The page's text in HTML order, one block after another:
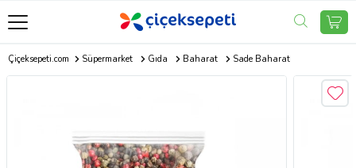
Çiçeksepeti.com Süpermarket Gıda Baharat Sade Baharat